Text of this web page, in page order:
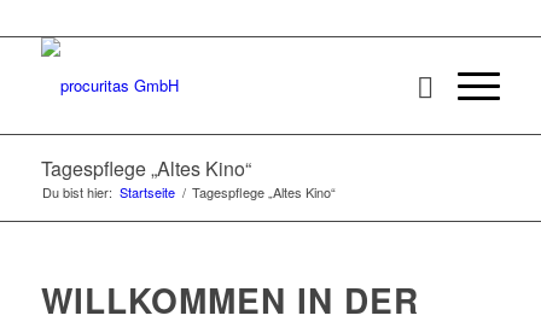
Tagespflege „Altes Kino“
Du bist hier: Startseite / Tagespflege „Altes Kino“
WILLKOMMEN IN DER